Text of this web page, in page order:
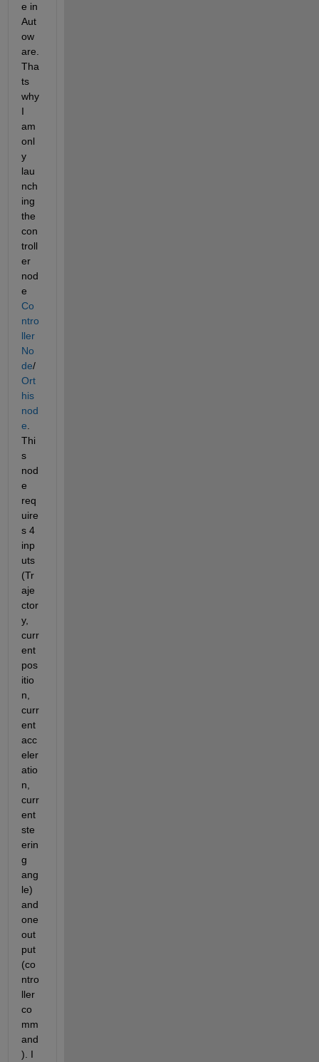
e in
Aut
ow
are.
Tha
ts
why
I
am
onl
y
lau
nch
ing
the
con
troll
er
nod
e
Co
ntro
ller
No
de/
Ort
his
nod
e
Thi
s
nod
e
req
uire
s 4
inp
uts
(Tr
aje
ctor
y,
curr
ent
pos
itio
n,
curr
ent
acc
eler
atio
n,
curr
ent
ste
erin
g
ang
le)
and
one
out
put
(co
ntro
ller
co
mm
and
). I